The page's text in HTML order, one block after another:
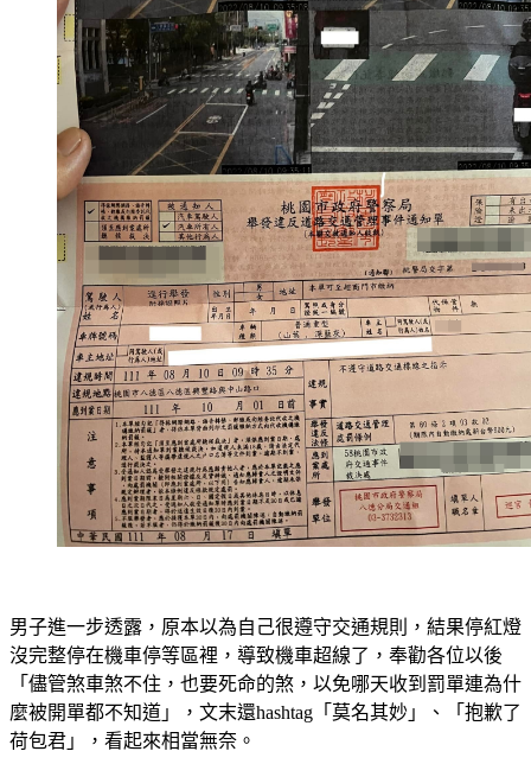
男子進一步透露，原本以為自己很遵守交通規則，結果停紅燈
沒完整停在機車停等區裡，導致機車超線了，奉勸各位以後
「儘管煞車煞不住，也要死命的煞，以免哪天收到罰單連為什
麼被開單都不知道」，文末還hashtag「莫名其妙」、「抱歉了
荷包君」，看起來相當無奈。